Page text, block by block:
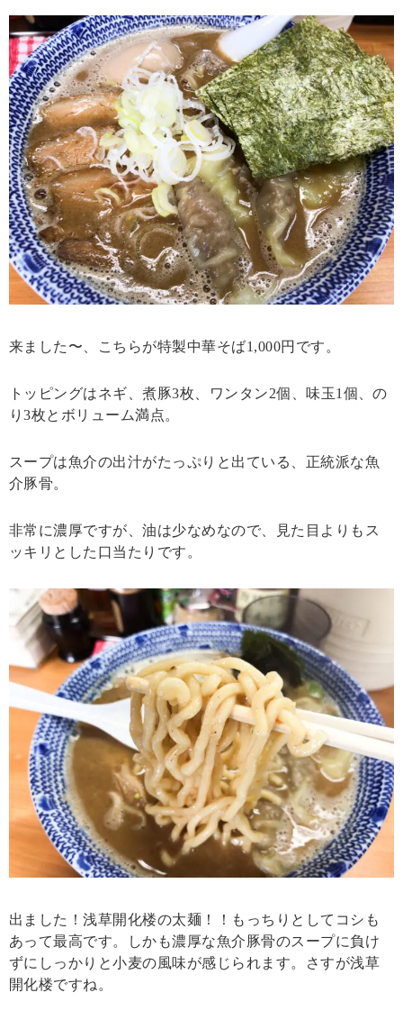
来ました〜、こちらが特製中華そば1,000円です。
トッピングはネギ、煮豚3枚、ワンタン2個、味玉1個、の
り3枚とボリューム満点。
スープは魚介の出汁がたっぷりと出ている、正統派な魚
介豚骨。
非常に濃厚ですが、油は少なめなので、見た目よりもス
ッキリとした口当たりです。
出ました！浅草開化楼の太麺！！もっちりとしてコシも
あって最高です。しかも濃厚な魚介豚骨のスープに負け
ずにしっかりと小麦の風味が感じられます。さすが浅草
開化楼ですね。